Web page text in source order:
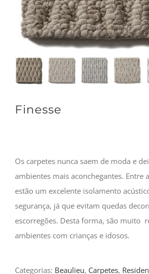
Finesse
Os carpetes nunca saem de moda e
ambientes mais aconchegantes. Entre
estão um excelente isolamento
segurança, já que evitam quedas
escorregões. Desta forma, são muito
ambientes com crianças e idosos.
Categorias: Beaulieu, Carpetes,